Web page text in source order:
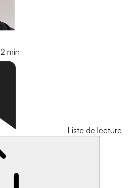
2 min
Liste de lecture